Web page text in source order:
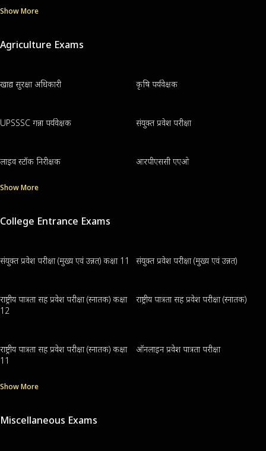
Show More
Agriculture Exams
खाद्य सुरक्षा अधिकारी कृषि पर्यवेक्षक
UPSSSC गन्ना पर्यवेक्षक संयुक्त प्रवेश परीक्षा
लाइव स्टॉक निरीक्षक आरपीएससी एएओ
Show More
College Entrance Exams
संयुक्त प्रवेश परीक्षा (मुख्य एवं उन्नत) कक्षा 11 संयुक्त प्रवेश परीक्षा (मुख्य एवं उन्नत)
राष्ट्रीय पात्रता सह प्रवेश परीक्षा (स्नातक) कक्षा
12
राष्ट्रीय पात्रता सह प्रवेश परीक्षा (स्नातक)
राष्ट्रीय पात्रता सह प्रवेश परीक्षा (स्नातक) कक्षा
11
ऑनलाइन प्रवेश पात्रता परीक्षा
Show More
Miscellaneous Exams